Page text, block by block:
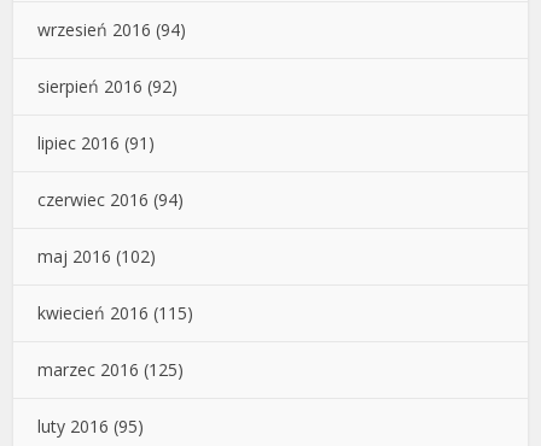
wrzesień 2016 (94)
sierpień 2016 (92)
lipiec 2016 (91)
czerwiec 2016 (94)
maj 2016 (102)
kwiecień 2016 (115)
marzec 2016 (125)
luty 2016 (95)